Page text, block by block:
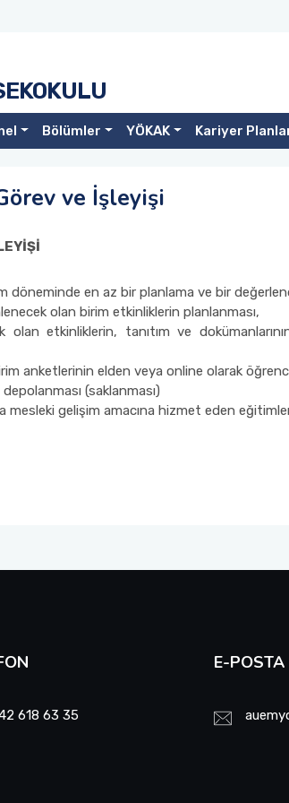
Bölümler YÖKAK Kariyer
ve İşleyişi
en az bir planlama ve bir
olan birim etkinliklerin planlanması,
etkinliklerin, tanıtım ve
anketlerinin elden veya online olarak
(saklanması)
gelişim amacına hizmet eden
618 63 35
E-POSTA